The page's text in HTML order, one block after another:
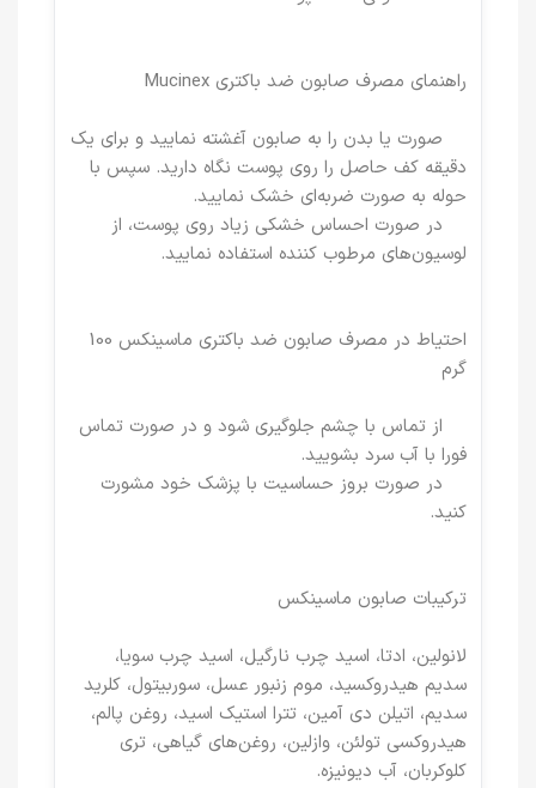
راهنمای مصرف صابون ضد باکتری Mucinex
صورت یا بدن را به صابون آغشته نمایید و برای یک
دقیقه کف حاصل را روی پوست نگاه دارید. سپس با
حوله به صورت ضربه‌ای خشک نمایید.
در صورت احساس خشکی زیاد روی پوست، از
لوسیون‌های مرطوب کننده استفاده نمایید.
احتیاط در مصرف صابون ضد باکتری ماسینکس 100
گرم
از تماس با چشم جلوگیری شود و در صورت تماس
فورا با آب سرد بشویید.
در صورت بروز حساسیت با پزشک خود مشورت
کنید.
ترکیبات صابون ماسینکس
لانولین، ادتا، اسید چرب نارگیل، اسید چرب سویا،
سدیم هیدروکسید، موم زنبور عسل، سوربیتول، کلرید
سدیم، اتیلن دی آمین، تترا استیک اسید، روغن پالم،
هیدروکسی تولئن، وازلین، روغن‌های گیاهی، تری
کلوکربان، آب دیونیزه.